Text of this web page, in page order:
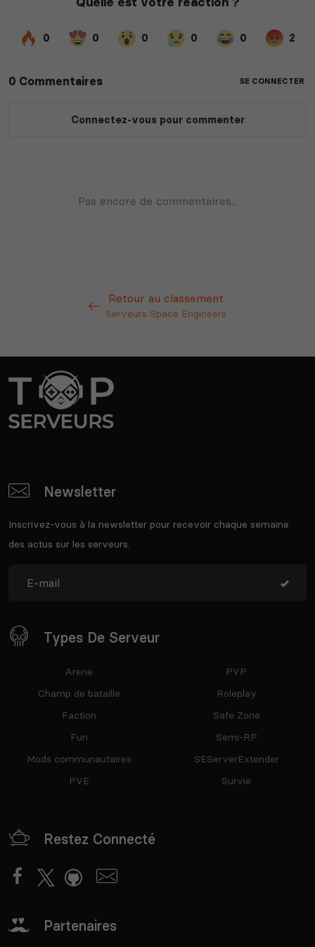
Retour au classement
Serveurs Space Engineers
Newsletter
Inscrivez-vous à la newsletter pour recevoir chaque semaine
des actus sur les serveurs.
Types De Serveur
Arene
Champ de bataille
Faction
Fun
Mods communautaires
PVE
PVP
Roleplay
Safe Zone
Semi-RP
SEServerExtender
Survie
Restez Connecté
Partenaires